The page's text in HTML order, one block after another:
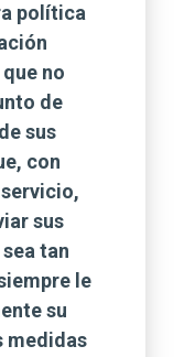
política
no
de
sus
con
sus
tan
le
su
medidas